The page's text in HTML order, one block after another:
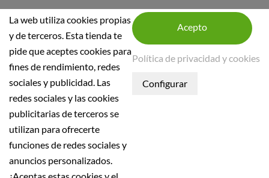
INFORMACIÓN DE LA TIENDA
INFORMACIÓN
Condiciones generales
Política de seguridad
Aviso Legal
Política de Privacidad
La web utiliza cookies propias
y de terceros. Esta tienda te
pide que aceptes cookies para
fines de rendimiento, redes
sociales y publicidad. Las
redes sociales y las cookies
publicitarias de terceros se
utilizan para ofrecerte
funciones de redes sociales y
anuncios personalizados.
Política de privacidad y cookies